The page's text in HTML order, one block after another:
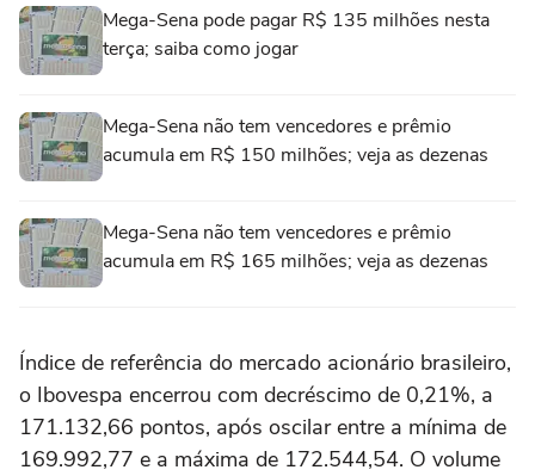
Mega-Sena pode pagar R$ 135 milhões nesta
terça; saiba como jogar
Mega-Sena não tem vencedores e prêmio
acumula em R$ 150 milhões; veja as dezenas
Mega-Sena não tem vencedores e prêmio
acumula em R$ 165 milhões; veja as dezenas
Índice de referência do mercado acionário brasileiro,
o Ibovespa encerrou com decréscimo de 0,21%, a
171.132,66 pontos, após oscilar entre a mínima de
169.992,77 e a máxima de 172.544,54. O volume